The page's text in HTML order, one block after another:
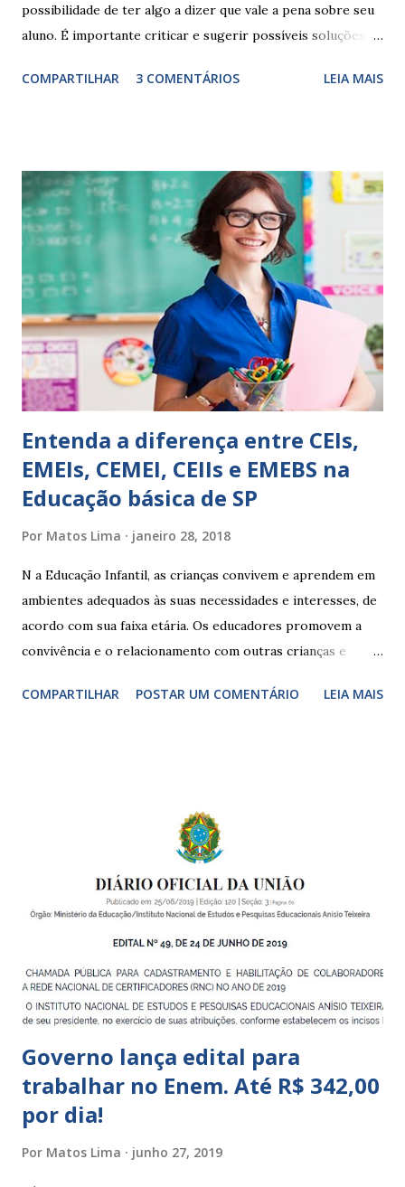
possibilidade de ter algo a dizer que vale a pena sobre seu
aluno. É importante criticar e sugerir possíveis soluções.
exercitação. E encontrar a melhor maneira de expressar o
sempre as intervenções feitas para ações apresentadas,
isso ressalta trabalho. SUGESTÕES DE PALAVRAS E
EXPRESSÕES PARA USO EM RELATÓRIOS Você pensa Você
escreve O aluno não sabe O aluno não adquiriu os
conceitos, está em fase de aprendizado. Não tem limites
Apresenta dificuldades de auto-regulação, pois… É nervoso
Ainda não desenvolveu habilidades para convívio no
ambiente...
COMPARTILHAR 3 COMENTÁRIOS LEIA MAIS
Entenda a diferença entre CEIs,
EMEIs, CEMEI, CEIIs e EMEBS na
Educação básica de SP
Por Matos Lima janeiro 28, 2018
N a Educação Infantil, as crianças convivem e aprendem em
ambientes adequados às suas necessidades e interesses, de
acordo com sua faixa etária. Os educadores promovem a
convivência e o relacionamento com outras crianças e
garantir o direito das crianças a uma educação integral e de
crianças de zero a 3 anos e 11 meses; – EMEIs - Escolas
Municipais de Educação Infantil, que atendem crianças de 4
a 5 anos e 11 meses; – CEMEI - Centro Municipal de
Educação Infantil, que recebe crianças de zero a 5 anos e 11
Indígena, e trabalham com cri...
COMPARTILHAR POSTAR UM COMENTÁRIO LEIA MAIS
Governo lança edital para
trabalhar no Enem. Até R$ 342,00
por dia!
Por Matos Lima junho 27, 2019